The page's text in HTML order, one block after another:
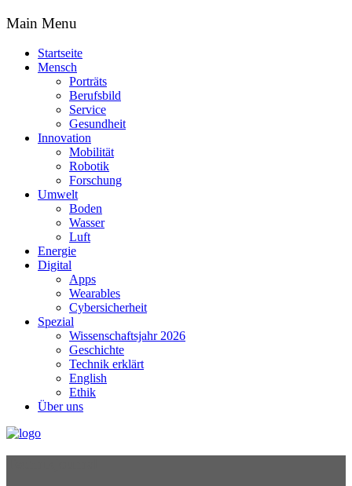
Main Menu
Startseite
Mensch
Porträts
Berufsbild
Service
Gesundheit
Innovation
Mobilität
Robotik
Forschung
Umwelt
Boden
Wasser
Luft
Energie
Digital
Apps
Wearables
Cybersicherheit
Spezial
Wissenschaftsjahr 2026
Geschichte
Technik erklärt
English
Ethik
Über uns